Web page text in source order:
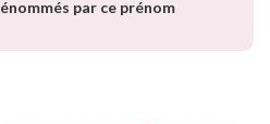
par ce prénom